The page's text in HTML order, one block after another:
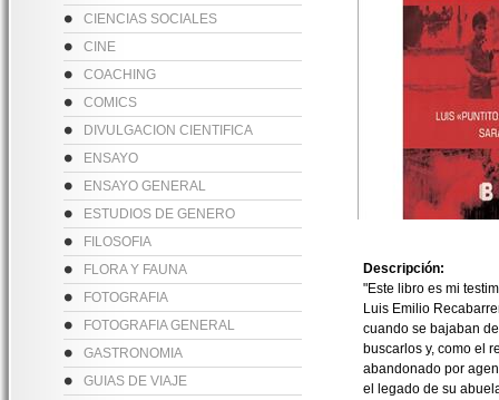
CIENCIAS SOCIALES
CINE
COACHING
COMICS
DIVULGACION CIENTIFICA
ENSAYO
ENSAYO GENERAL
ESTUDIOS DE GENERO
FILOSOFIA
FLORA Y FAUNA
FOTOGRAFIA
FOTOGRAFIA GENERAL
GASTRONOMIA
GUIAS DE VIAJE
Descripción:
"Este libro es mi
Luis Emilio
cuando se bajaban
buscarlos y, como el
abandonado por
el legado de su